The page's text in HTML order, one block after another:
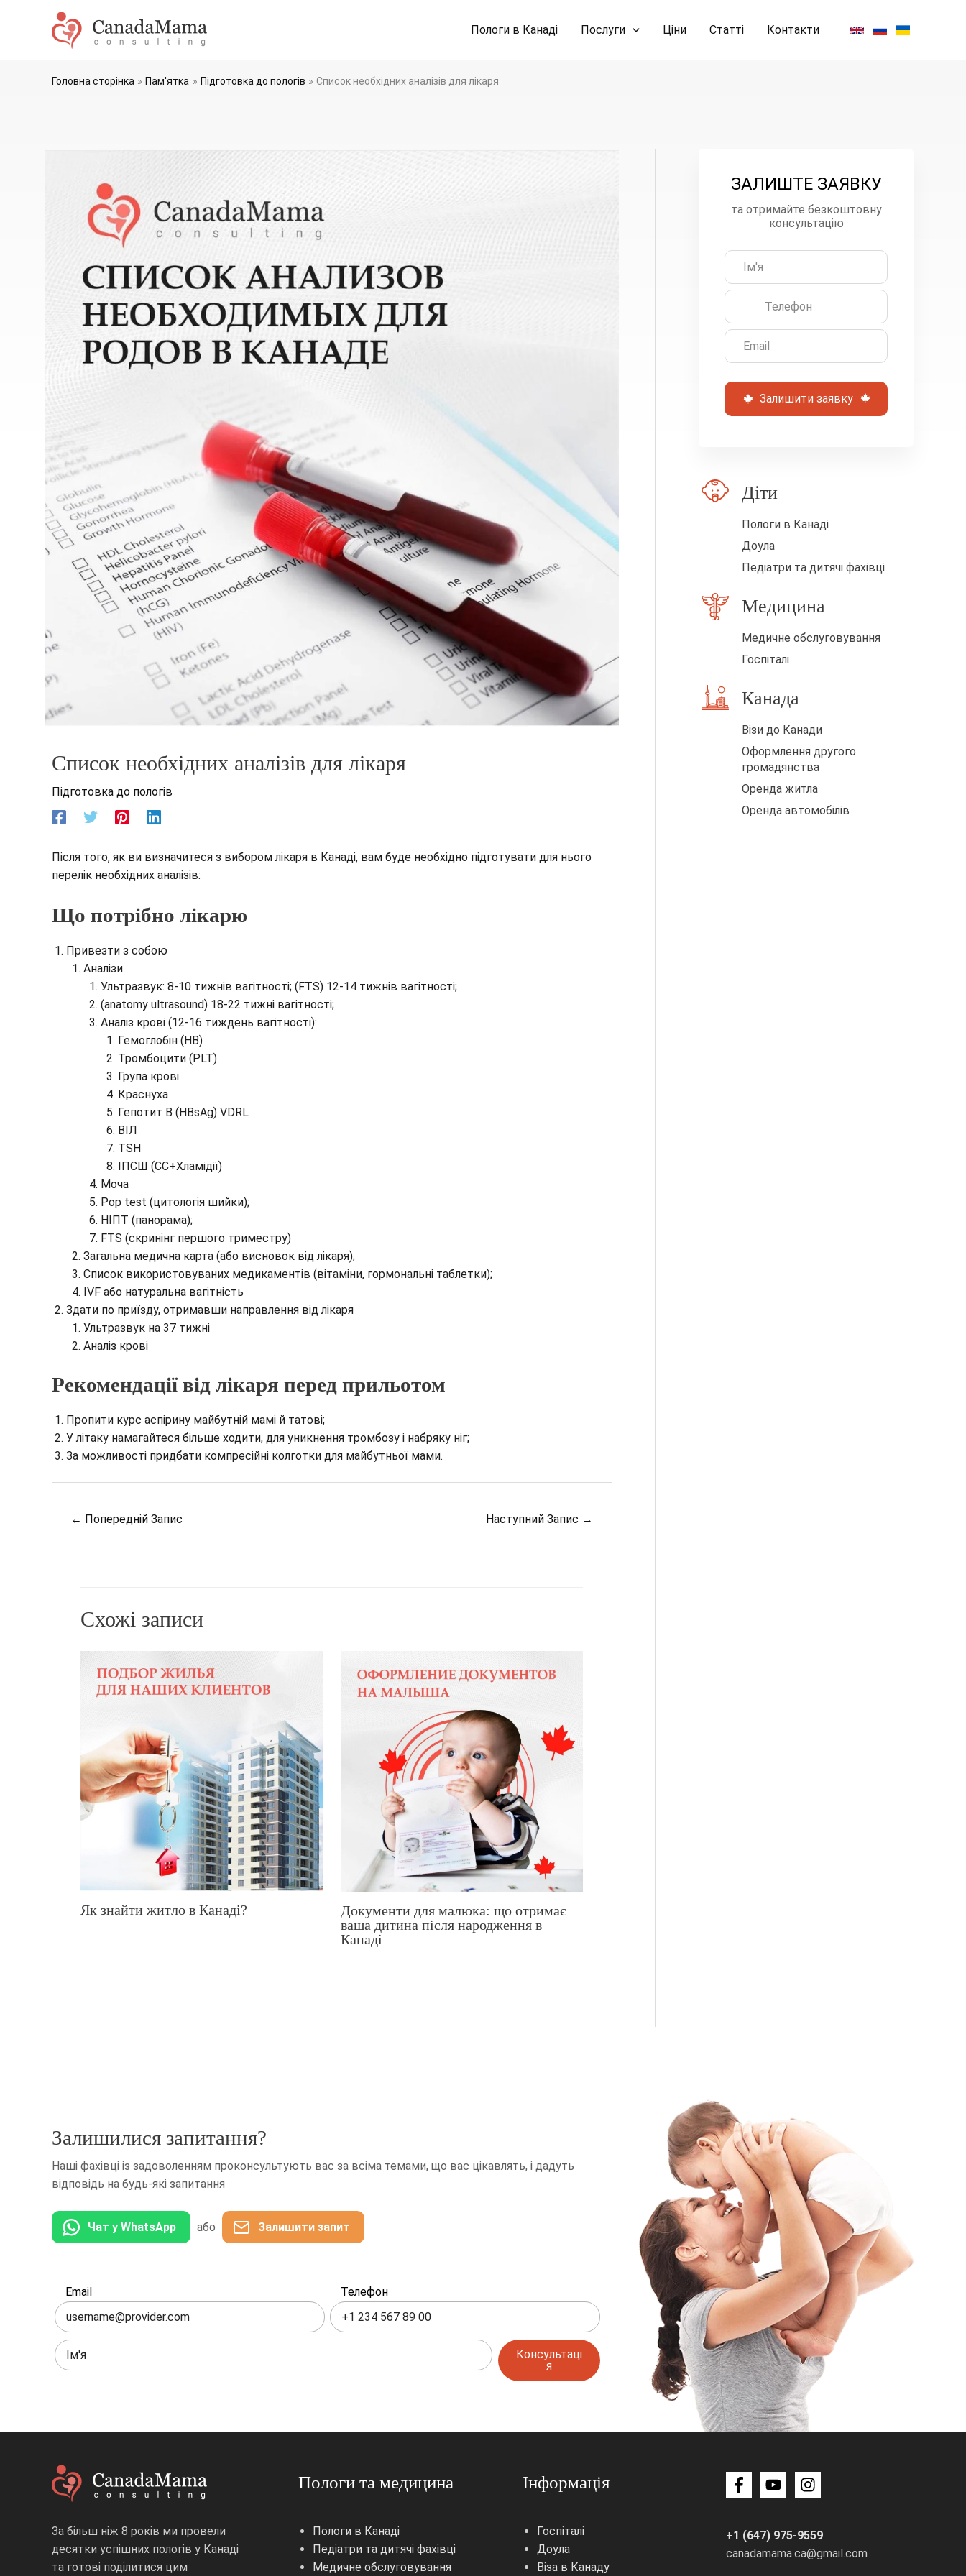
Пологи в Канаді Послуги Ціни Статті Контакти
Головна сторінка Пам'ятка Підготовка до пологів Список необхідних аналізів для лікаря
Список необхідних аналізів для лікаря
Підготовка до пологів
Після того, як ви визначитеся з вибором лікаря в Канаді, вам буде необхідно підготувати для нього
перелік необхідних аналізів:
Що потрібно лікарю
Привезти з собою
Аналізи
Ультразвук: 8-10 тижнів вагітності; (FTS) 12-14 тижнів вагітності;
(anatomy ultrasound) 18-22 тижні вагітності;
Аналіз крові (12-16 тиждень вагітності):
Гемоглобін (HB)
Тромбоцити (PLT)
Група крові
Краснуха
Гепотит В (HBsAg) VDRL
ВІЛ
TSH
ІПСШ (СС+Хламідії)
Моча
Pop test (цитологія шийки);
НІПТ (панорама);
FTS (скринінг першого триместру)
Загальна медична карта (або висновок від лікаря);
Список використовуваних медикаментів (вітаміни, гормональні таблетки);
IVF або натуральна вагітність
Здати по приїзду, отримавши направлення від лікаря
Ультразвук на 37 тижні
Аналіз крові
Рекомендації від лікаря перед прильотом
Пропити курс аспірину майбутній мамі й татові;
У літаку намагайтеся більше ходити, для уникнення тромбозу і набряку ніг;
За можливості придбати компресійні колготки для майбутньої мами.
Навігація
← Попередній Запис Наступний Запис →
Схожі записи
Як знайти житло в Канаді?
Документи для малюка: що отримає
ваша дитина після народження в
Канаді
и
ш
е
п
о
п
н
ЗАЛИШТЕ ЗАЯВКУ
та отримайте безкоштовну
консультацію
Залишити заявку
Діти
Пологи в Канаді
Доула
Педіатри та дитячі фахівці
Медицина
Медичне обслуговування
Госпіталі
Канада
Візи до Канади
Оформлення другого
громадянства
Оренда житла
Оренда автомобілів
Залишилися запитання?
Наші фахівці із задоволенням проконсультують вас за всіма темами, що вас цікавлять, і дадуть
відповідь на будь-які запитання
Чат у WhatsApp або Залишити запит
Залиште
це
поле
порожнім
Email Телефон
Консультаці
я
За більш ніж 8 років ми провели
десятки успішних пологів у Канаді
та готові поділитися цим
Пологи та медицина
Пологи в Канаді
Педіатри та дитячі фахівці
Медичне обслуговування
Інформація
Госпіталі
Доула
Віза в Канаду
+1 (647) 975-9559
canadamama.ca@gmail.com